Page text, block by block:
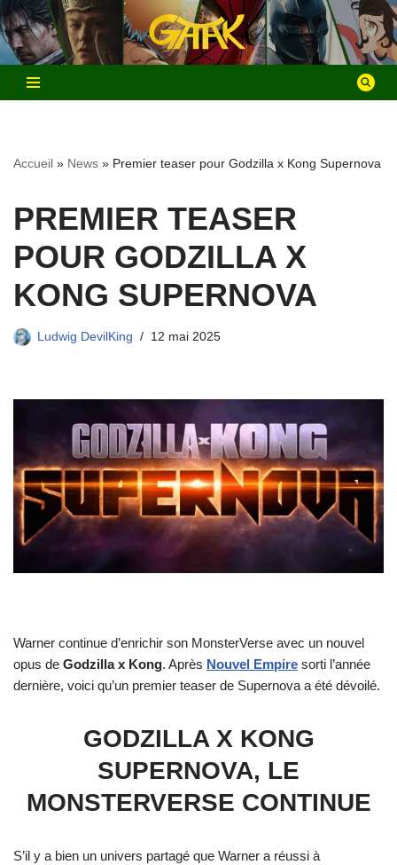
Aller
au
contenu
Accueil » News » Premier teaser pour Godzilla x Kong Supernova
PREMIER TEASER
POUR GODZILLA X
KONG SUPERNOVA
Ludwig DevilKing 12 mai 2025
Warner continue d’enrichir son MonsterVerse avec un nouvel
opus de Godzilla x Kong. Après Nouvel Empire sorti l’année
dernière, voici qu’un premier teaser de Supernova a été dévoilé.
GODZILLA X KONG
SUPERNOVA, LE
MONSTERVERSE CONTINUE
S’il y a bien un univers partagé que Warner a réussi à